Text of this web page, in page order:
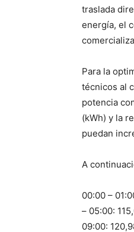
traslada
energía, el
Para la
técnicos al
potencia
(kWh) y la
puedan
A
00:00 –
– 05:00:
09:00: